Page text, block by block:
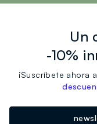
Un
-10%
¡Suscríbete ahora